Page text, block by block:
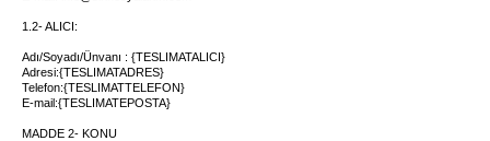
1.2- ALICI:
Adı/Soyadı/Ünvanı : {TESLIMATALICI}
Adresi:{TESLIMATADRES}
Telefon:{TESLIMATTELEFON}
E-mail:{TESLIMATEPOSTA}
MADDE 2- KONU